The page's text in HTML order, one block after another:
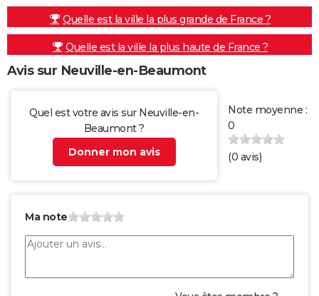
Quelle est la ville la plus grande de France ?
Quelle est la ville la plus haute de France ?
Avis sur Neuville-en-Beaumont
Quel est votre avis sur Neuville-en-
Beaumont ?
Donner mon avis
Note moyenne :
0
(0 avis)
Ma note